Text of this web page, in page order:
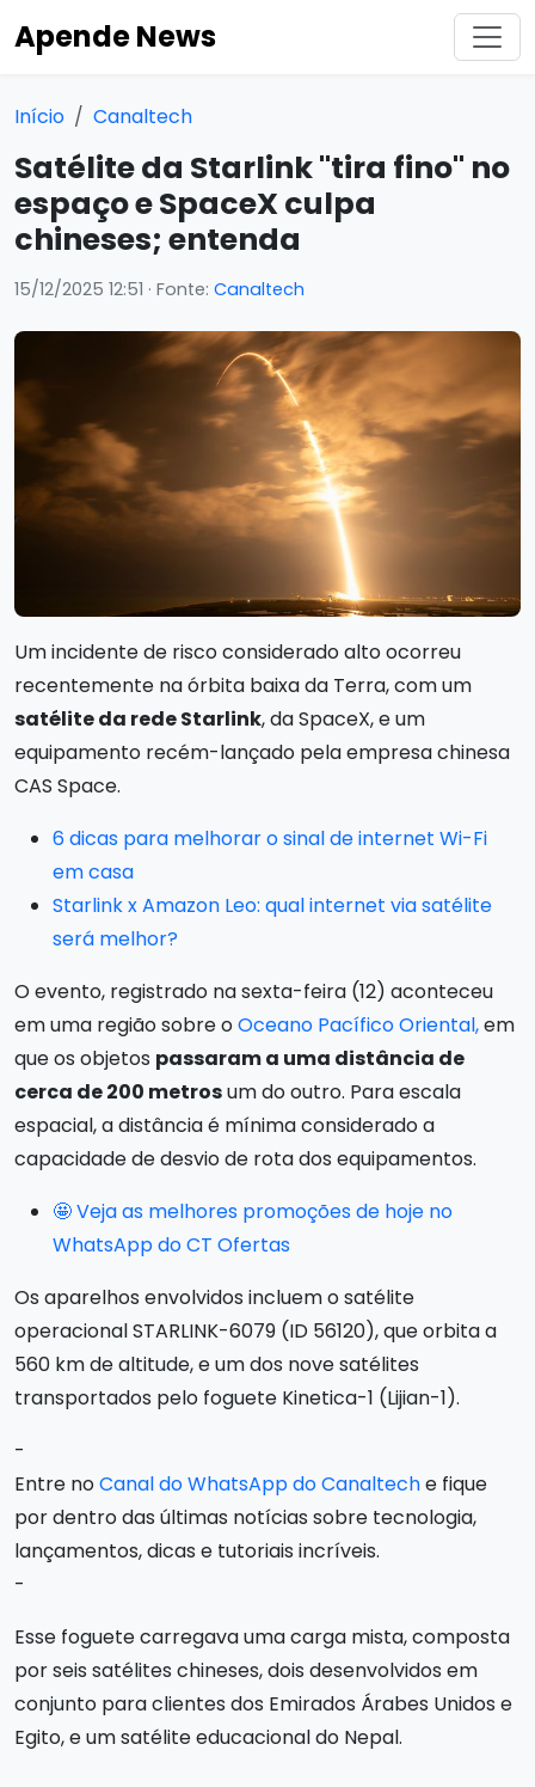
Apende News
Início Canaltech
Satélite da Starlink "tira fino" no
espaço e SpaceX culpa
chineses; entenda
15/12/2025 12:51 · Fonte: Canaltech
Um incidente de risco considerado alto ocorreu
recentemente na órbita baixa da Terra, com um
satélite da rede Starlink, da SpaceX, e um
equipamento recém-lançado pela empresa chinesa
CAS Space.
6 dicas para melhorar o sinal de internet Wi-Fi
em casa
Starlink x Amazon Leo: qual internet via satélite
será melhor?
O evento, registrado na sexta-feira (12) aconteceu
em uma região sobre oOceano Pacífico Oriental,em
que os objetos passaram a uma distância de
cerca de 200 metrosum do outro. Para escala
espacial, a distância é mínima considerado a
capacidade de desvio de rota dos equipamentos.
🤩 Veja as melhores promoções de hoje no
WhatsApp do CT Ofertas
Os aparelhos envolvidos incluem o satélite
operacional STARLINK-6079 (ID 56120), que orbita a
560 km de altitude, e um dos nove satélites
transportados pelo foguete Kinetica-1 (Lijian-1).
-
Entre noCanal do WhatsApp do Canalteche fique
por dentro das últimas notícias sobre tecnologia,
lançamentos, dicas e tutoriais incríveis.
-
Esse foguete carregava uma carga mista, composta
por seis satélites chineses, dois desenvolvidos em
conjunto para clientes dos Emirados Árabes Unidos e
Egito, e um satélite educacional do Nepal.